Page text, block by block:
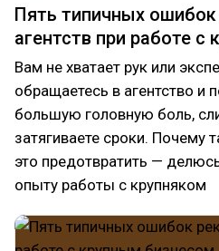
Пять типичных
агентств при работе
Вам не хватает рук или
обращаетесь в агентство и
большую головную боль,
затягиваете сроки. Почему
это предотвратить —
опыту работы с крупняком